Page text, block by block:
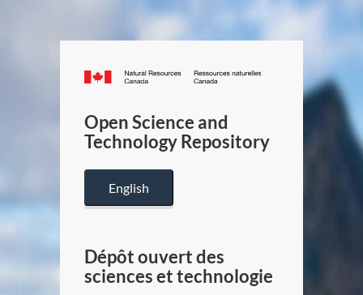
Canada.ca
/
Canada
Open Science and
Technology Repository
English
Dépôt ouvert des
sciences et technologie